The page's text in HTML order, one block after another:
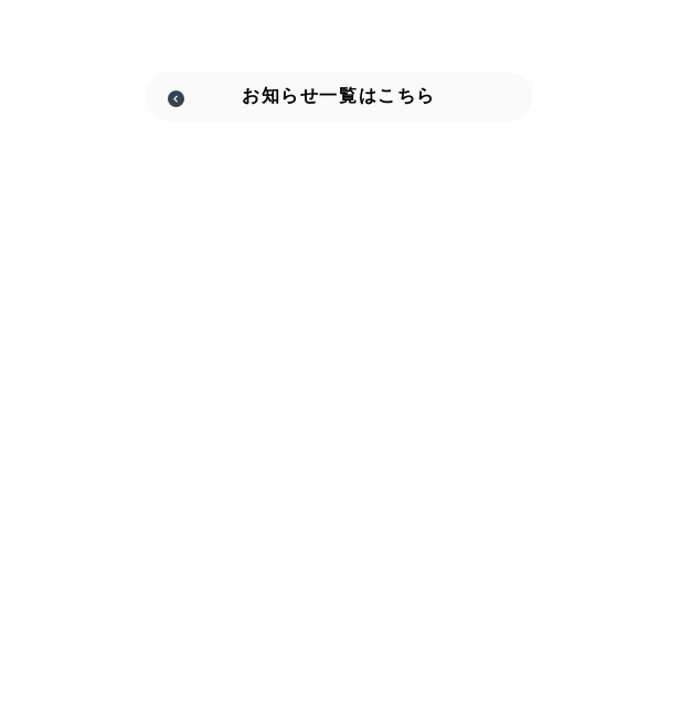
お知らせ一覧はこちら